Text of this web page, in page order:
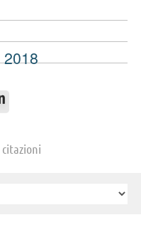
2018
citazioni